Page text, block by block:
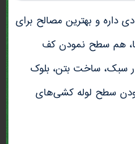
داره و بهترین مصالح برای
هم سطح نمودن کف
سبک، ساخت بتن، بلوک
سطح لوله کشی‌های